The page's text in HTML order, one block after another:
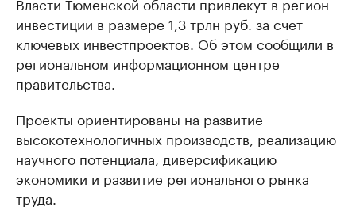
инвестиции в размере 1,3 трлн руб. за счет
ключевых инвестпроектов. Об этом сообщили в
региональном информационном центре
правительства.
Проекты ориентированы на развитие
высокотехнологичных производств, реализацию
научного потенциала, диверсификацию
экономики и развитие регионального рынка
труда.